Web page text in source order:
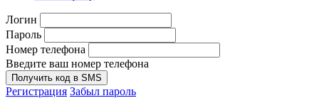
Мониторы
Комплектующие
Логин
Пароль
Номер телефона
Введите ваш номер телефона
Получить код в SMS
Регистрация Забыл пароль